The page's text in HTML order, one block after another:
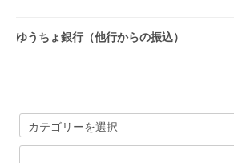
ゆうちょ銀行（他行からの振込）